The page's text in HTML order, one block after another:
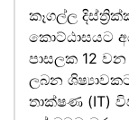
කෑගල්ල
කොට්ඨාසයට
පාසලක 12
ලබන
තාක්ෂණ (IT)